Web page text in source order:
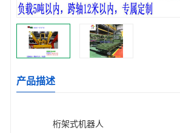
产品描述
桁架式机器人